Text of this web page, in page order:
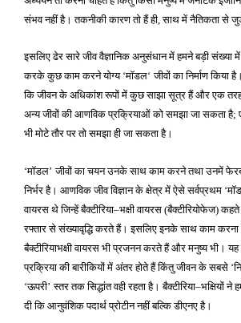
संभव नहीं है। तकनीकी कारण तो हैं ही ,साथ में नैतिकता से
इसलिए ढेर सारे जीव वैज्ञानिक अनुसंधान में हमने बड़ी संख्या
करके कुछ काम करने योग्य ‘मॉडल‘ जीवों का निर्माण किया
कि जीवन के अधिकांश रूपों में कुछ साझा सूत्र हैं और एक
अन्य जीवों की आणविक प्रक्रियाओं को समझा जा सकता है;
भी मोटे तौर पर तो समझा ही जा सकता है।
‘मॉडल’ जीवों का चयन उनके साथ काम करने तथा उनमें
निर्भर है। आणविक जीव विज्ञान के क्षेत्र में ऐसे सर्वप्रथम ‘
वायरस थे जिन्हें बैक्टीरिया–भक्षी वायरस (बैक्टीरियोफेज)कहते
रफ्तार से संख्यावृद्धि करते हैं। इसलिए इनके साथ काम
बैक्टीरियाभक्षी वायरस भी प्रजनन करते हैं और मनुष्य भी।
प्रक्रिया की बारीकियों में अंतर होते हैं किंतु जीवन के सबसे ‘
‘ऊपरी’ स्तर तक सिद्धांत वही रहता है। बैक्टीरिया–भक्षियों
दी कि आनुवंशिक पदार्थ प्रोटीन नहीं बल्कि डीएनए है।